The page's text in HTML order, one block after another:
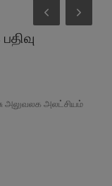
அலுவலக அலட்சியம்